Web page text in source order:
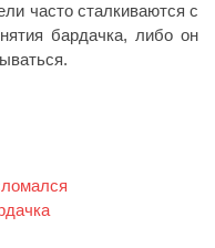
часто сталкиваются с
бардачка, либо он